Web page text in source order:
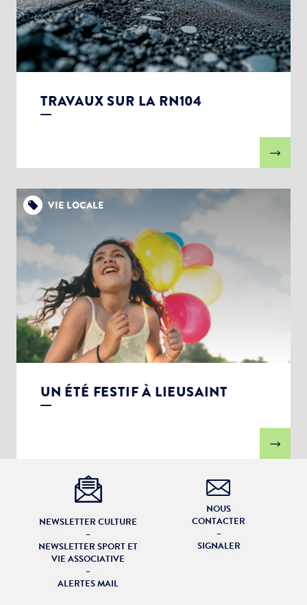
TRAVAUX SUR LA RN104
VIE LOCALE
UN ÉTÉ FESTIF À LIEUSAINT
NEWSLETTER CULTURE
–
NEWSLETTER SPORT ET
VIE ASSOCIATIVE
–
ALERTES MAIL
NOUS
CONTACTER
–
SIGNALER